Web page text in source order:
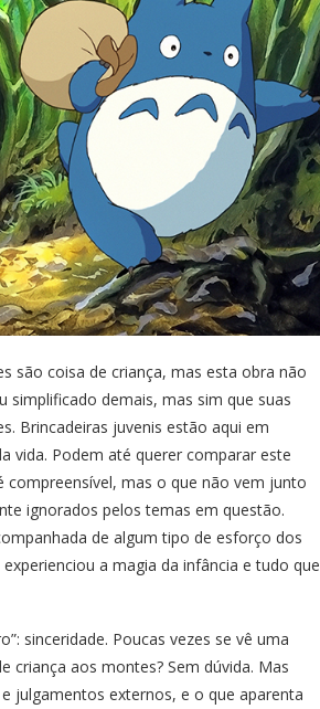
são coisa de criança, mas esta obra não
demais, mas sim que suas
Brincadeiras juvenis estão aqui em
vida. Podem até querer comparar este
mas o que não vem junto
ignorados pelos temas em questão.
de algum tipo de esforço dos
a magia da infância e tudo que
sinceridade. Poucas vezes se vê uma
criança aos montes? Sem dúvida. Mas
julgamentos externos, e o que aparenta